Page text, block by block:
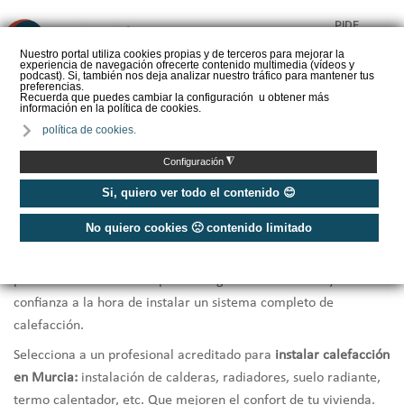
Nuestro portal utiliza cookies propias y de terceros para mejorar la
experiencia de navegación ofrecerte contenido multimedia (vídeos y
podcast). Si, también nos deja analizar nuestro tráfico para mantener tus
preferencias.
Recuerda que puedes cambiar la configuración u obtener más
información en la política de cookies.
política de cookies.
Configuración ◮
Si, quiero ver todo el contenido 😊
No quiero cookies 🙁 contenido limitado
PIDE
CALORYFRIO
Inicio
Instaladores Calefacción Murcia
Te ofrecemos una selección de los mejoresinstaladores de
confianza a la hora de instalar un sistema completo de
calefacción.
Selecciona a un profesional acreditado para instalar calefacción
en Murcia: instalación de calderas, radiadores, suelo radiante,
termo calentador, etc. Que mejoren el confort de tu vivienda.